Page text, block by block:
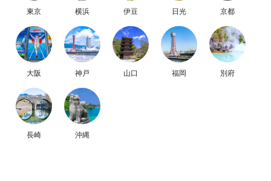
東京 横浜 伊豆 日光 京都
大阪 神戸 山口 福岡 別府
長崎 沖縄